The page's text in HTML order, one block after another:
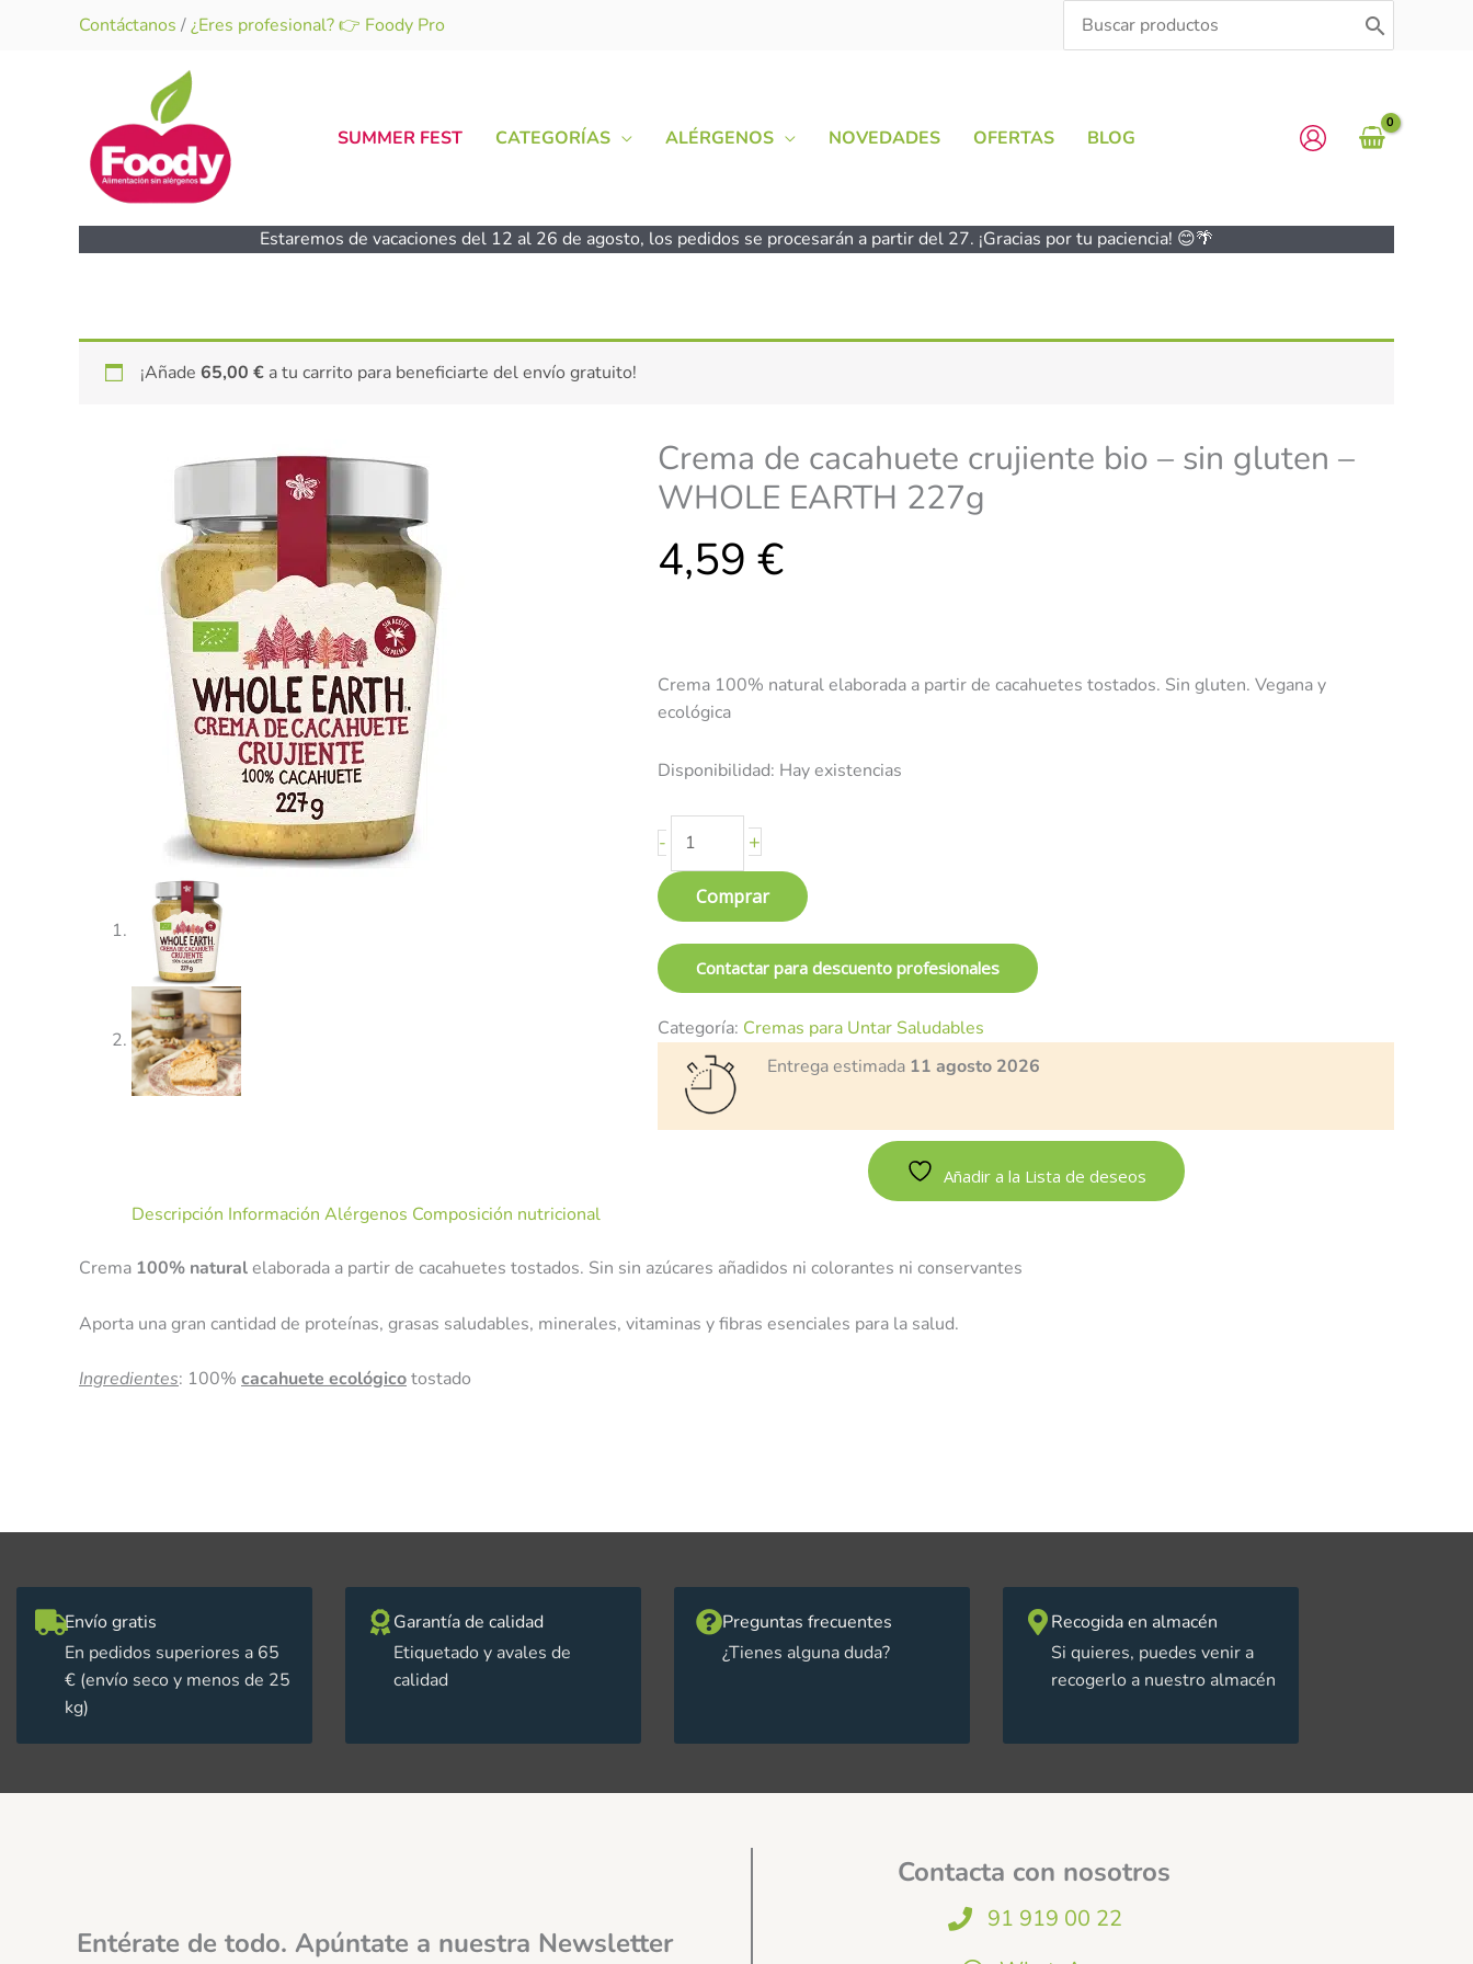
Contáctanos /¿Eres profesional? 👉 Foody Pro
Search
for:
SUMMER FEST CATEGORÍAS ALÉRGENOS NOVEDADES OFERTAS BLOG
Estaremos de vacaciones del 12 al 26 de agosto, los pedidos se procesarán a partir del 27. ¡Gracias por tu paciencia! 😊🌴
¡Añade 65,00 € a tu carrito para beneficiarte del envío gratuito!
Crema de cacahuete crujiente bio – sin gluten –
WHOLE EARTH 227g
4,59 €
Crema 100% natural elaborada a partir de cacahuetes tostados. Sin gluten. Vegana y
ecológica
Disponibilidad: Hay existencias
-
bio
-
sin
gluten
-
cantidad
+
Comprar
Contactar para descuento profesionales
Categoría: Cremas para Untar Saludables
Entrega estimada 11 agosto 2026
Añadir a la Lista de deseos
Descripción Información Alérgenos Composición nutricional
Crema 100% naturalelaborada a partir de cacahuetes tostados. Sin sin azúcares añadidos ni colorantes ni conservantes
Aporta una gran cantidad de proteínas, grasas saludables, minerales, vitaminas y fibras esenciales para la salud.
Ingredientes: 100% cacahuete ecológicotostado
Envío gratis
En pedidos superiores a 65
€ (envío seco y menos de 25
kg)
Garantía de calidad
Etiquetado y avales de
calidad
Preguntas frecuentes
¿Tienes alguna duda?
Recogida en almacén
Si quieres, puedes venir a
recogerlo a nuestro almacén
Entérate de todo. Apúntate a nuestra Newsletter
Contacta con nosotros
91 919 00 22